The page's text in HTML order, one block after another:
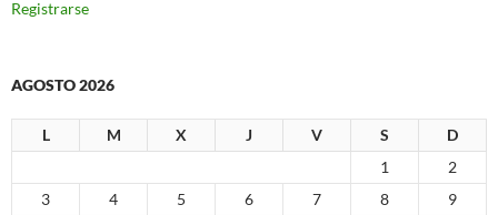
Registrarse
AGOSTO 2026
L M X J V S
D
1
2
3
4 5 6 7 8
9